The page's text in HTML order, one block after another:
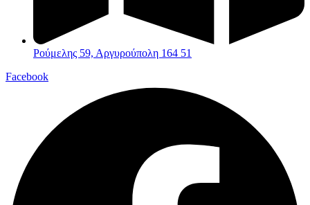
Ρούμελης 59, Αργυρούπολη 164 51
Facebook